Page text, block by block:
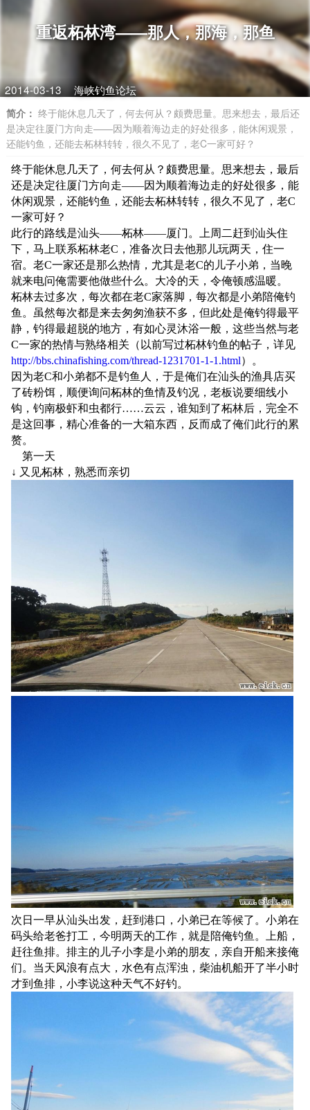
重返柘林湾——那人，那海，那鱼
2014-03-13 海峡钓鱼论坛
简介： 终于能休息几天了，何去何从？颇费思量。思来想去，最后还
是决定往厦门方向走——因为顺着海边走的好处很多，能休闲观景，
还能钓鱼，还能去柘林转转，很久不见了，老C一家可好？
终于能休息几天了，何去何从？颇费思量。思来想去，最后
还是决定往厦门方向走——因为顺着海边走的好处很多，能
休闲观景，还能钓鱼，还能去柘林转转，很久不见了，老C
一家可好？
此行的路线是汕头——柘林——厦门。上周二赶到汕头住
下，马上联系柘林老C，准备次日去他那儿玩两天，住一
宿。老C一家还是那么热情，尤其是老C的儿子小弟，当晚
就来电问俺需要他做些什么。大冷的天，令俺顿感温暖。
柘林去过多次，每次都在老C家落脚，每次都是小弟陪俺钓
鱼。虽然每次都是来去匆匆渔获不多，但此处是俺钓得最平
静，钓得最超脱的地方，有如心灵沐浴一般，这些当然与老
C一家的热情与熟络相关（以前写过柘林钓鱼的帖子，详见
http://bbs.chinafishing.com/thread-1231701-1-1.html）。
因为老C和小弟都不是钓鱼人，于是俺们在汕头的渔具店买
了砖粉饵，顺便询问柘林的鱼情及钓况，老板说要细线小
钩，钓南极虾和虫都行……云云，谁知到了柘林后，完全不
是这回事，精心准备的一大箱东西，反而成了俺们此行的累
赘。
第一天
↓ 又见柘林，熟悉而亲切
次日一早从汕头出发，赶到港口，小弟已在等候了。小弟在
码头给老爸打工，今明两天的工作，就是陪俺钓鱼。上船，
赶往鱼排。排主的儿子小李是小弟的朋友，亲自开船来接俺
们。当天风浪有点大，水色有点浑浊，柴油机船开了半小时
才到鱼排，小李说这种天气不好钓。